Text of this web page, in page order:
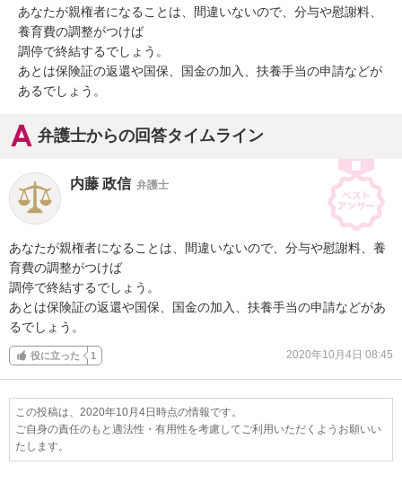
あなたが親権者になることは、間違いないので、分与や慰謝料、
養育費の調整がつけば
調停で終結するでしょう。
あとは保険証の返還や国保、国金の加入、扶養手当の申請などが
あるでしょう。
弁護士からの回答タイムライン
内藤 政信 弁護士
あなたが親権者になることは、間違いないので、分与や慰謝料、養
育費の調整がつけば
調停で終結するでしょう。
あとは保険証の返還や国保、国金の加入、扶養手当の申請などがあ
るでしょう。
役に立った 1 2020年10月4日 08:45
この投稿は、2020年10月4日時点の情報です。
ご自身の責任のもと適法性・有用性を考慮してご利用いただくようお願いい
たします。